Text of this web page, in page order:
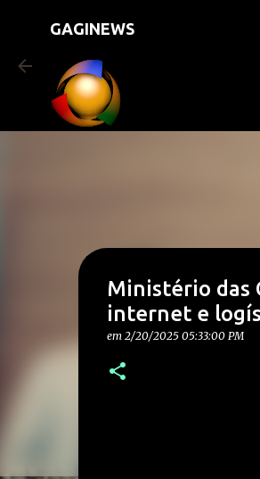
GAGINEWS
Ministério das
internet e
em 2/20/2025 05:33:00 PM